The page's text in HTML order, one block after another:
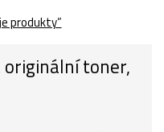
produkty”
toner,